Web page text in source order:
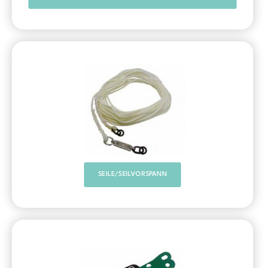
SEILE/SEILVORSPANN